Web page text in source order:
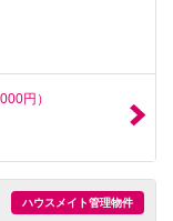
円）
ハウスメイト管理物件